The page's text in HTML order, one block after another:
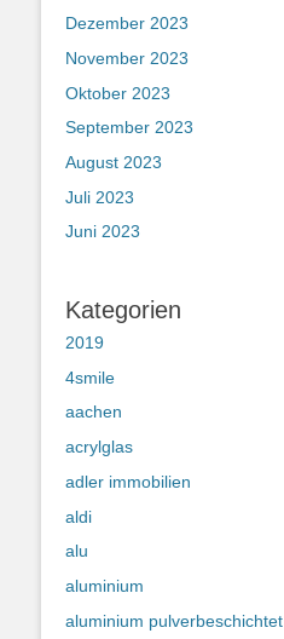
Dezember 2023
November 2023
Oktober 2023
September 2023
August 2023
Juli 2023
Juni 2023
Kategorien
2019
4smile
aachen
acrylglas
adler immobilien
aldi
alu
aluminium
aluminium pulverbeschichtet